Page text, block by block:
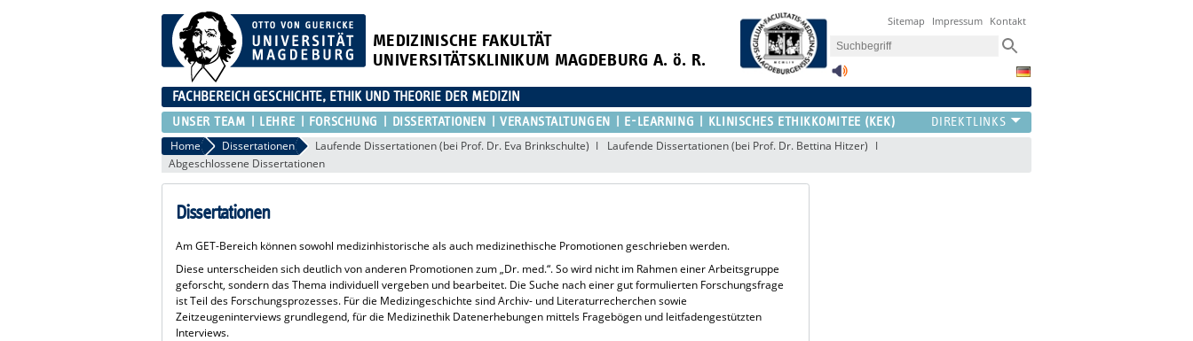
MEDIZINISCHE FAKULTÄT
UNIVERSITÄTSKLINIKUM MAGDEBURG A. ö. R.
Sitemap Impressum Kontakt
FACHBEREICH GESCHICHTE, ETHIK UND THEORIE DER MEDIZIN
UNSER TEAM LEHRE FORSCHUNG DISSERTATIONEN VERANSTALTUNGEN E-LEARNING KLINISCHES ETHIKKOMITEE (KEK)
Home Dissertationen Laufende Dissertationen (bei Prof. Dr. Eva Brinkschulte)
Laufende Dissertationen (bei Prof. Dr. Bettina Hitzer)
Abgeschlossene Dissertationen
Dissertationen
Am GET-Bereich können sowohl medizinhistorische als auch medizinethische Promotionen geschrieben werden.
Diese unterscheiden sich deutlich von anderen Promotionen zum „Dr. med.“. So wird nicht im Rahmen einer Arbeitsgruppe
geforscht, sondern das Thema individuell vergeben und bearbeitet. Die Suche nach einer gut formulierten Forschungsfrage
ist Teil des Forschungsprozesses. Für die Medizingeschichte sind Archiv- und Literaturrecherchen sowie
Zeitzeugeninterviews grundlegend, für die Medizinethik Datenerhebungen mittels Fragebögen und leitfadengestützten
Interviews.